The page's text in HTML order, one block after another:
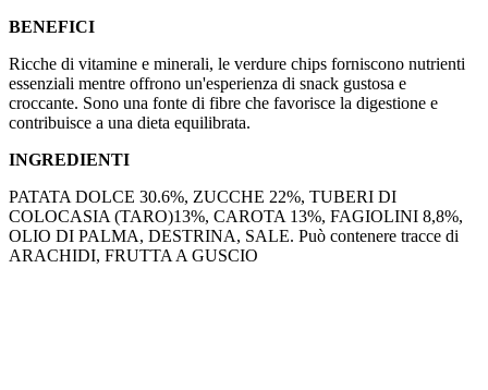
BENEFICI
Ricche di vitamine e minerali, le verdure chips forniscono nutrienti
essenziali mentre offrono un'esperienza di snack gustosa e
croccante. Sono una fonte di fibre che favorisce la digestione e
contribuisce a una dieta equilibrata.
INGREDIENTI
PATATA DOLCE 30.6%, ZUCCHE 22%, TUBERI DI
COLOCASIA (TARO)13%, CAROTA 13%, FAGIOLINI 8,8%,
OLIO DI PALMA, DESTRINA, SALE. Può contenere tracce di
ARACHIDI, FRUTTA A GUSCIO